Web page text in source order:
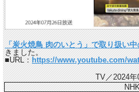
「炭火焼鳥 肉のいとう」で取り扱い
きました。
■URL：https://www.youtube.com/
TV／2024年